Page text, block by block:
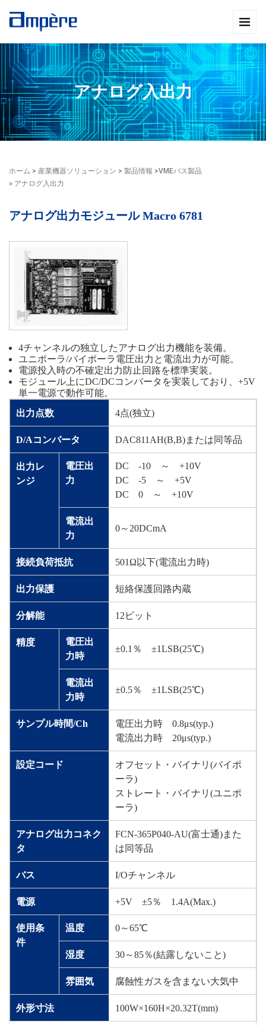
アナログ入出力
ホーム > 産業機器ソリューション > 製品情報 >VMEバス製品
» アナログ入出力
アナログ出力モジュール Macro 6781
4チャンネルの独立したアナログ出力機能を装備。
ユニポーラ/バイポーラ電圧出力と電流出力が可能。
電源投入時の不確定出力防止回路を標準実装。
モジュール上にDC/DCコンバータを実装しており、+5V
単一電源で動作可能。
出力点数 4点(独立)
D/Aコンバータ DAC811AH(B,B)または同等品
出力レ
ンジ
電圧出
力
DC -10 ～ +10V
DC -5 ～ +5V
DC 0 ～ +10V
電流出
力
0～20DCmA
接続負荷抵抗 501Ω以下(電流出力時)
出力保護 短絡保護回路内蔵
分解能 12ビット
精度
電圧出
力時
±0.1％ ±1LSB(25℃)
電流出
力時
±0.5％ ±1LSB(25℃)
サンプル時間/Ch
電圧出力時 0.8μs(typ.)
電流出力時 20μs(typ.)
設定コード
オフセット・バイナリ(バイポ
ーラ)
ストレート・バイナリ(ユニポ
ーラ)
アナログ出力コネク
タ
FCN-365P040-AU(富士通)また
は同等品
バス I/Oチャンネル
電源 +5V ±5％ 1.4A(Max.)
使用条
件
温度 0～65℃
湿度 30～85％(結露しないこと)
雰囲気 腐蝕性ガスを含まない大気中
外形寸法 100W×160H×20.32T(mm)